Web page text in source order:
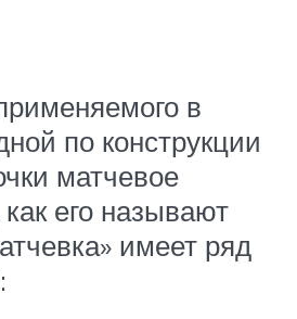
в
по конструкции
матчевое
его называют
имеет ряд